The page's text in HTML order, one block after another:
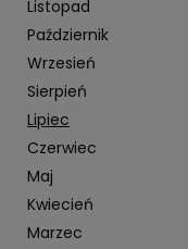
Listopad
Październik
Wrzesień
Sierpień
Lipiec
Czerwiec
Maj
Kwiecień
Marzec